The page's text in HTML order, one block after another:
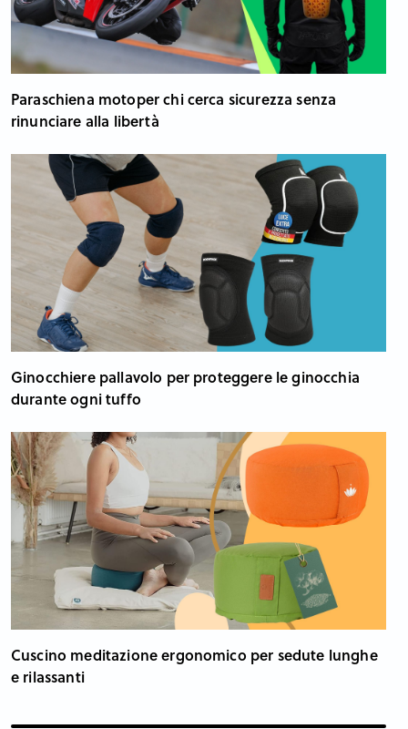
Paraschiena motoper chi cerca sicurezza senza
rinunciare alla libertà
Ginocchiere pallavolo per proteggere le ginocchia
durante ogni tuffo
Cuscino meditazione ergonomico per sedute lunghe
e rilassanti